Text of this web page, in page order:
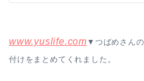
www.yuslife.com ▼つばめさん
付けをまとめてくれました。